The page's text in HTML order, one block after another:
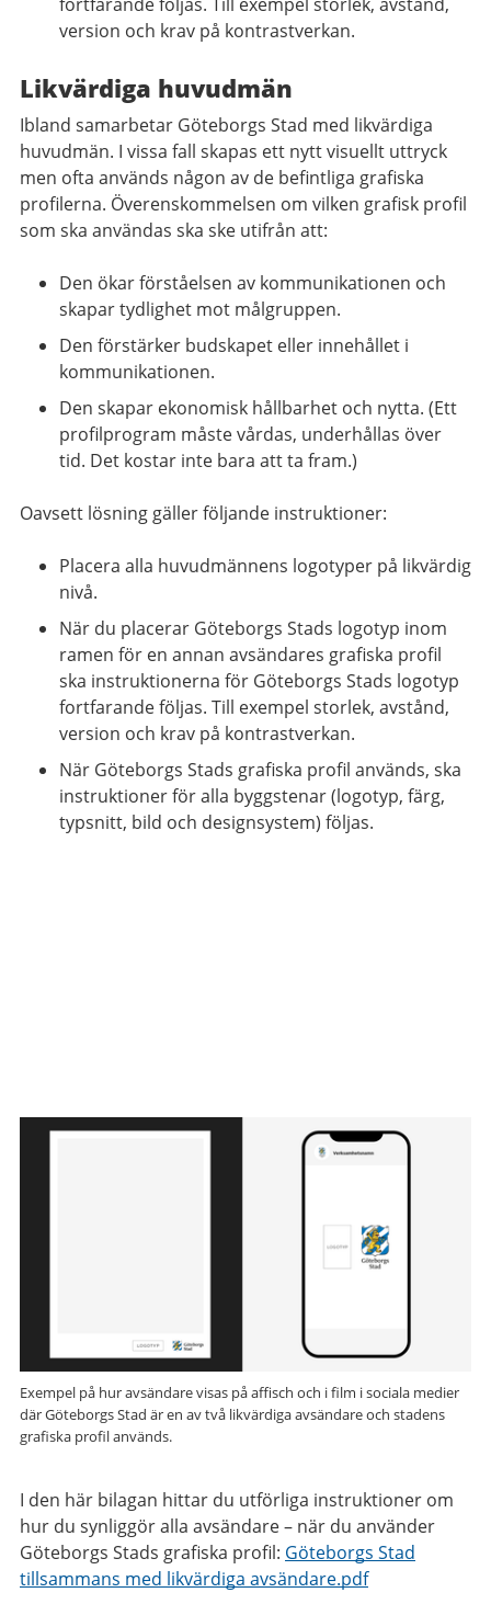
version och krav på kontrastverkan.
Likvärdiga huvudmän
Ibland samarbetar Göteborgs Stad med likvärdiga
huvudmän. I vissa fall skapas ett nytt visuellt uttryck
men ofta används någon av de befintliga grafiska
profilerna. Överenskommelsen om vilken grafisk profil
som ska användas ska ske utifrån att:
Den ökar förståelsen av kommunikationen och
skapar tydlighet mot målgruppen.
Den förstärker budskapet eller innehållet i
kommunikationen.
Den skapar ekonomisk hållbarhet och nytta. (Ett
profilprogram måste vårdas, underhållas över
tid. Det kostar inte bara att ta fram.)
Oavsett lösning gäller följande instruktioner:
Placera alla huvudmännens logotyper på likvärdig
nivå.
När du placerar Göteborgs Stads logotyp inom
ramen för en annan avsändares grafiska profil
ska instruktionerna för Göteborgs Stads logotyp
fortfarande följas. Till exempel storlek, avstånd,
version och krav på kontrastverkan.
När Göteborgs Stads grafiska profil används, ska
instruktioner för alla byggstenar (logotyp, färg,
typsnitt, bild och designsystem) följas.
Exempel på hur avsändare visas på affisch och i film i sociala medier
där Göteborgs Stad är en av två likvärdiga avsändare och stadens
grafiska profil används.
I den här bilagan hittar du utförliga instruktioner om
hur du synliggör alla avsändare – när du använder
Göteborgs Stads grafiska profil: Göteborgs Stad
tillsammans med likvärdiga avsändare.pdf